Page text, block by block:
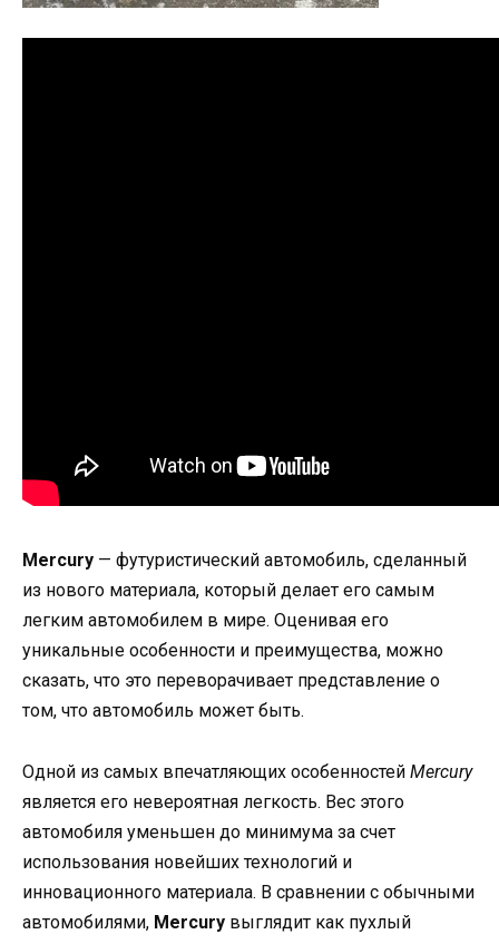
Mercury — футуристический автомобиль, сделанный
из нового материала, который делает его самым
легким автомобилем в мире. Оценивая его
уникальные особенности и преимущества, можно
сказать, что это переворачивает представление о
том, что автомобиль может быть.
Одной из самых впечатляющих особенностей Mercury
является его невероятная легкость. Вес этого
автомобиля уменьшен до минимума за счет
использования новейших технологий и
инновационного материала. В сравнении с обычными
автомобилями, Mercury выглядит как пухлый